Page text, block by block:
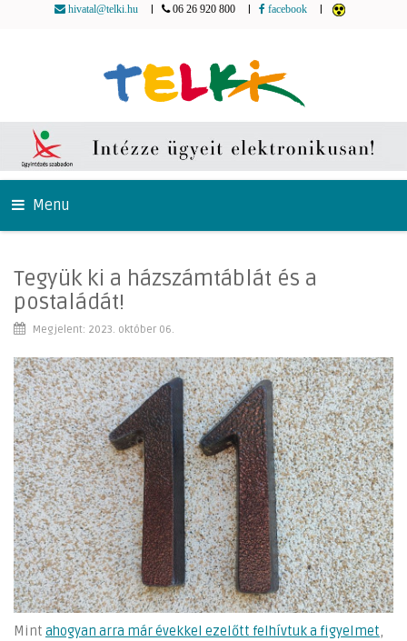
hivatal@telki.hu 06 26 920 800 facebook
Menu
Tegyük ki a házszámtáblát és a
postaládát!
Megjelent: 2023. október 06.
Mint ahogyan arra már évekkel ezelőtt felhívtuk a figyelmet,